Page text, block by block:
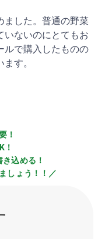
ました。普通の野菜
いないのにとてもお
ルで購入したものの
す。
！
！
込める！
しょう！！／